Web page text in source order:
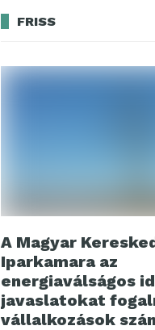
FRISS
A Magyar
Iparkamara az
energiaválságos
javaslatokat
vállalkozások